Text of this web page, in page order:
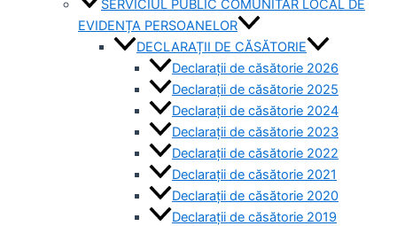
SERVICIUL PUBLIC COMUNITAR LOCAL DE
EVIDENȚA PERSOANELOR
DECLARAȚII DE CĂSĂTORIE
Declarații de căsătorie 2026
Declarații de căsătorie 2025
Declarații de căsătorie 2024
Declarații de căsătorie 2023
Declarații de căsătorie 2022
Declarații de căsătorie 2021
Declarații de căsătorie 2020
Declarații de căsătorie 2019